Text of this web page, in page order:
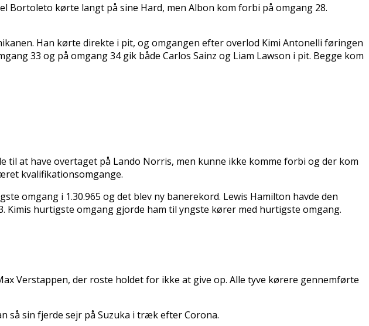
Bortoleto kørte langt på sine Hard, men Albon kom forbi på omgang 28.
Han kørte direkte i pit, og omgangen efter overlod Kimi Antonelli føringen
33 og på omgang 34 gik både Carlos Sainz og Liam Lawson i pit. Begge kom
til at have overtaget på Lando Norris, men kunne ikke komme forbi og der kom
kvalifikationsomgange.
omgang i 1.30.965 og det blev ny banerekord. Lewis Hamilton havde den
Kimis hurtigste omgang gjorde ham til yngste kører med hurtigste omgang.
Verstappen, der roste holdet for ikke at give op. Alle tyve kørere gennemførte
så sin fjerde sejr på Suzuka i træk efter Corona.